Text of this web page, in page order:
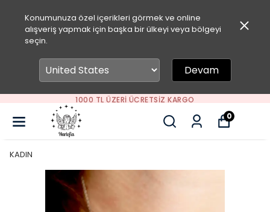
Konumunuza özel içerikleri görmek ve online
alışveriş yapmak için başka bir ülkeyi veya bölgeyi
seçin.
Devam
SEPETİNE ÖZEL İNDİRİM FIRSATLARINI
0
KADIN